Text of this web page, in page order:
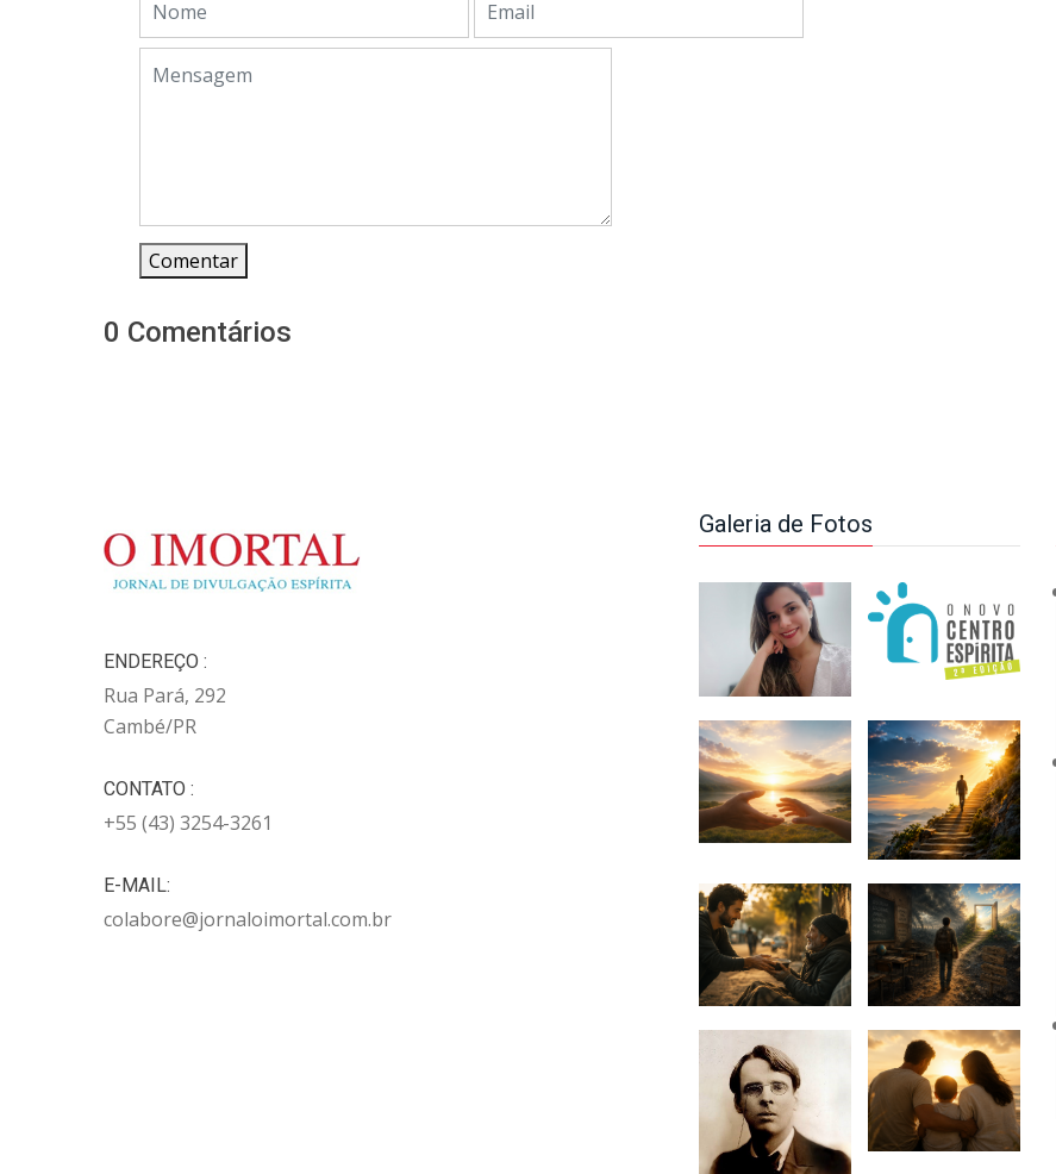
Comentar
0 Comentários
ENDEREÇO :
Rua Pará, 292
Cambé/PR
CONTATO :
+55 (43) 3254-3261
E-MAIL:
colabore@jornaloimortal.com.br
Galeria de Fotos